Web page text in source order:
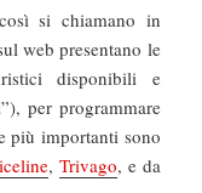
si chiamano in
web presentano le
disponibili e
per programmare
più importanti sono
,Trivago, e da